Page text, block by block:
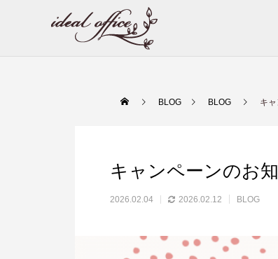
BLOG BLOG キ
キャンペーンのお
2026.02.04 2026.02.12 BLOG